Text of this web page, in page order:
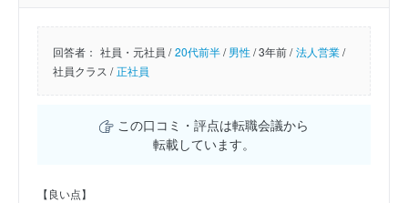
回答者： 社員・元社員 / 20代前半/男性/3年前 / 法人営業/
社員クラス / 正社員
この口コミ・評点は転職会議から
転載しています。
【良い点】